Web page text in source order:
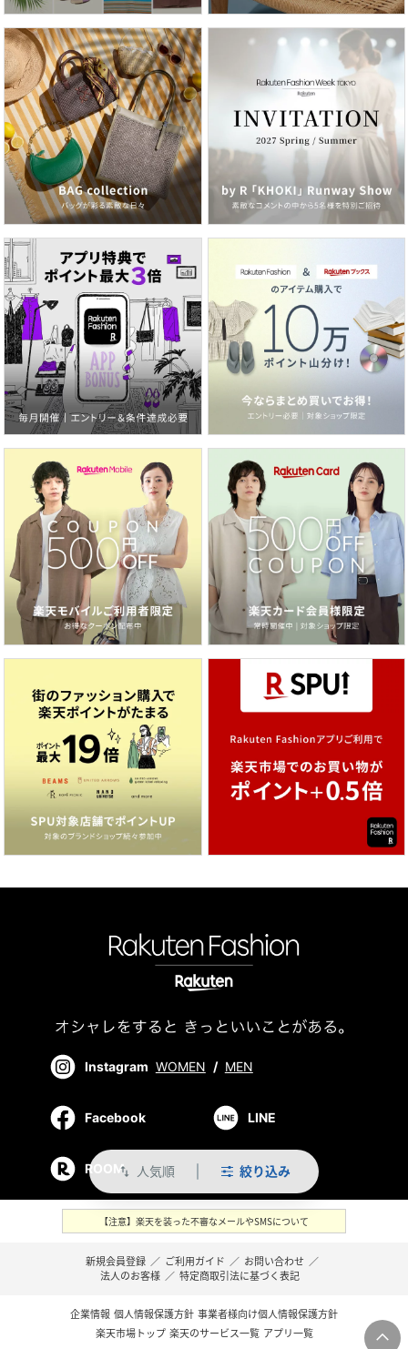
swap_vert 人気順 絞り込み
Instagram WOMEN / MEN
Facebook LINE
ROOM
【注意】楽天を装った不審なメールやSMSについて
新規会員登録 ／ ご利用ガイド ／ お問い合わせ ／
法人のお客様 ／ 特定商取引法に基づく表記
企業情報 個人情報保護方針 事業者様向け個人情報保護方針
楽天市場トップ 楽天のサービス一覧 アプリ一覧